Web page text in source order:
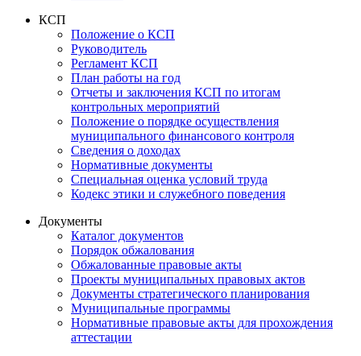
КСП
Положение о КСП
Руководитель
Регламент КСП
План работы на год
Отчеты и заключения КСП по итогам
контрольных мероприятий
Положение о порядке осуществления
муниципального финансового контроля
Сведения о доходах
Нормативные документы
Специальная оценка условий труда
Кодекс этики и служебного поведения
Документы
Каталог документов
Порядок обжалования
Обжалованные правовые акты
Проекты муниципальных правовых актов
Документы стратегического планирования
Муниципальные программы
Нормативные правовые акты для прохождения
аттестации